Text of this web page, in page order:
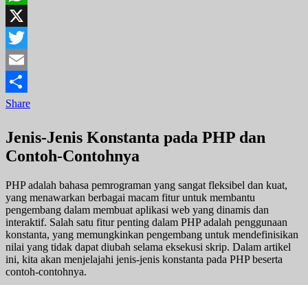
WhatsApp
X
Twitter
Email
Share
Jenis-Jenis Konstanta pada PHP dan
Contoh-Contohnya
PHP adalah bahasa pemrograman yang sangat fleksibel dan kuat,
yang menawarkan berbagai macam fitur untuk membantu
pengembang dalam membuat aplikasi web yang dinamis dan
interaktif. Salah satu fitur penting dalam PHP adalah penggunaan
konstanta, yang memungkinkan pengembang untuk mendefinisikan
nilai yang tidak dapat diubah selama eksekusi skrip. Dalam artikel
ini, kita akan menjelajahi jenis-jenis konstanta pada PHP beserta
contoh-contohnya.